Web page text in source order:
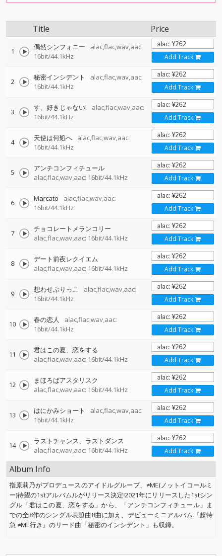
Title Price
1 偶然シンフォニー
alac,flac,wav,aac:
16bit/44.1kHz
Add Track
2 秘密インシデント
alac,flac,wav,aac:
16bit/44.1kHz
Add Track
3 す、好きじゃない!
alac,flac,wav,aac:
16bit/44.1kHz
Add Track
4 天使は何処へ
alac,flac,wav,aac:
16bit/44.1kHz
Add Track
5
アンチコンフィチュール
alac,flac,wav,aac: 16bit/44.1kHz
Add Track
6 Marcato
alac,flac,wav,aac:
16bit/44.1kHz
Add Track
7
チョコレートメランコリー
alac,flac,wav,aac: 16bit/44.1kHz
Add Track
8
デート前夜レクイエム
alac,flac,wav,aac: 16bit/44.1kHz
Add Track
9 想わせぶりっこ
alac,flac,wav,aac:
16bit/44.1kHz
Add Track
10 春の恋人
alac,flac,wav,aac:
16bit/44.1kHz
Add Track
11
君はこの夏、恋をする
alac,flac,wav,aac: 16bit/44.1kHz
Add Track
12
まほろばアスタリスク
alac,flac,wav,aac: 16bit/44.1kHz
Add Track
13 はにかみショート
alac,flac,wav,aac:
16bit/44.1kHz
Add Track
14
ラストチャンス、ラストダンス
alac,flac,wav,aac: 16bit/44.1kHz
Add Track
Album Info
指原莉乃がプロデュースのアイドルグループ、≠ME(ノットイコールミ
ー)待望の1stアルバムルがリリース決定!2021年にリリースした1stシン
グル「君はこの夏、恋をする」から、「アンチコンフィチュール」ま
での全8作のシングル表題曲8曲に加え、デビューミニアルバム『超特
急 ≠ME行き』のリード曲「秘密のインシデント」も収録。